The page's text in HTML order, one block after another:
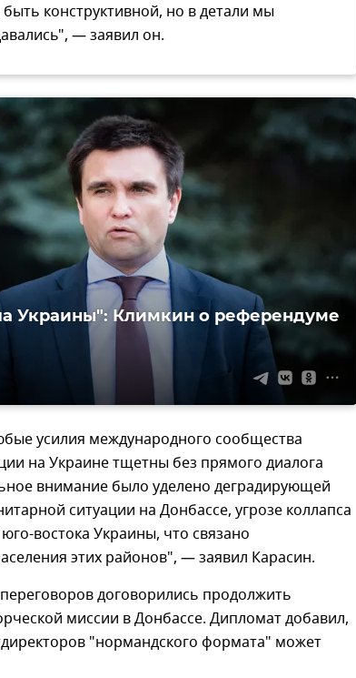
конструктивной, но в детали мы
— заявил он.
Украины": Климкин о референдуме
усилия международного сообщества
на Украине тщетны без прямого диалога
внимание было уделено деградирующей
ситуации на Донбассе, угрозе коллапса
востока Украины, что связано
этих районов", — заявил Карасин.
договорились продолжить
миссии в Донбассе. Дипломат добавил,
"нормандского формата" может